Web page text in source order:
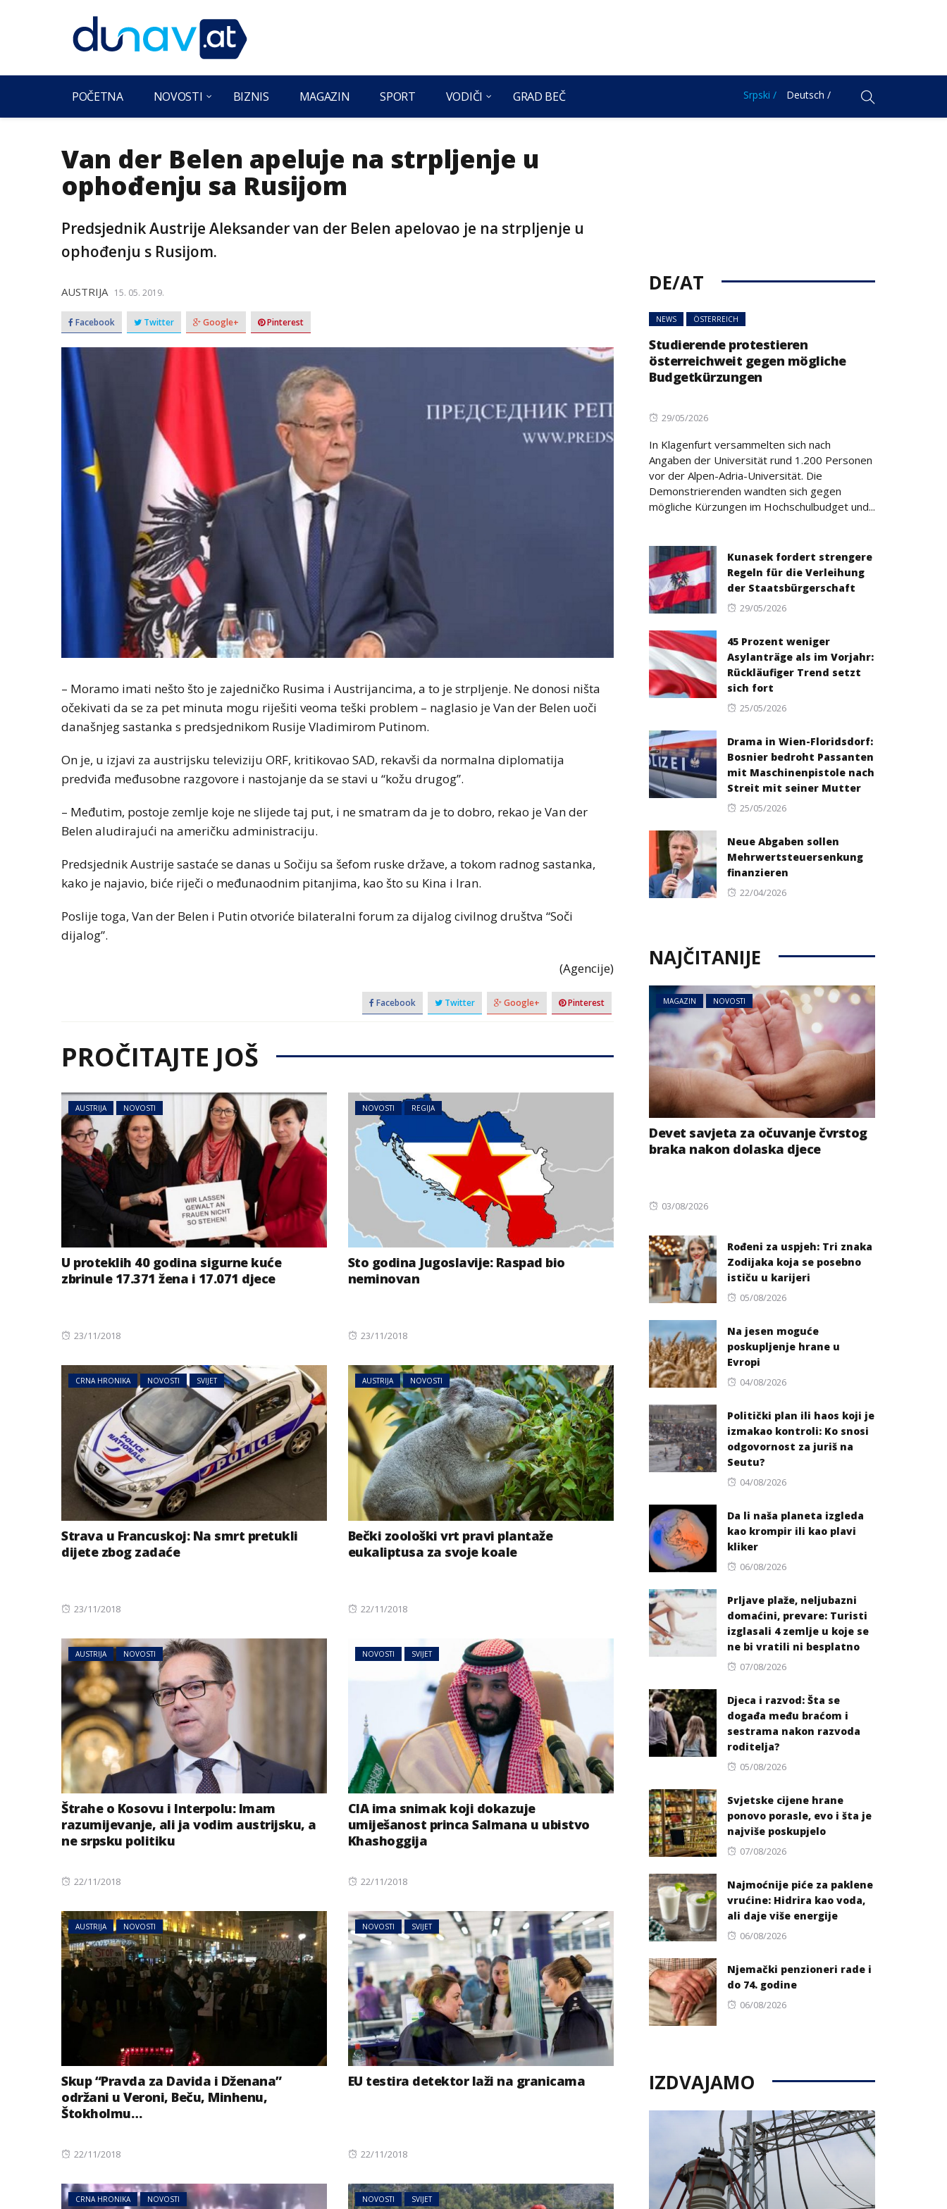
POČETNA NOVOSTI BIZNIS MAGAZIN SPORT VODIČI GRAD BEČ Srpski / Deutsch /
Van der Belen apeluje na strpljenje u
ophođenju sa Rusijom
Predsjednik Austrije Aleksander van der Belen apelovao je na strpljenje u
ophođenju s Rusijom.
AUSTRIJA 15. 05. 2019.
Facebook Twitter Google+ Pinterest
– Moramo imati nešto što je zajedničko Rusima i Austrijancima, a to je strpljenje. Ne donosi ništa
očekivati da se za pet minuta mogu riješiti veoma teški problem – naglasio je Van der Belen uoči
današnjeg sastanka s predsjednikom Rusije Vladimirom Putinom.
On je, u izjavi za austrijsku televiziju ORF, kritikovao SAD, rekavši da normalna diplomatija
predviđa međusobne razgovore i nastojanje da se stavi u “kožu drugog”.
– Međutim, postoje zemlje koje ne slijede taj put, i ne smatram da je to dobro, rekao je Van der
Belen aludirajući na američku administraciju.
Predsjednik Austrije sastaće se danas u Sočiju sa šefom ruske države, a tokom radnog sastanka,
kako je najavio, biće riječi o međunaodnim pitanjima, kao što su Kina i Iran.
Poslije toga, Van der Belen i Putin otvoriće bilateralni forum za dijalog civilnog društva “Soči
dijalog”.
(Agencije)
Facebook Twitter Google+ Pinterest
PROČITAJTE JOŠ
AUSTRIJA NOVOSTI
U proteklih 40 godina sigurne kuće
zbrinule 17.371 žena i 17.071 djece
Posted
23/11/2018
NOVOSTI REGIJA
Sto godina Jugoslavije: Raspad bio
neminovan
Posted
23/11/2018
CRNA HRONIKA NOVOSTI SVIJET
Strava u Francuskoj: Na smrt pretukli
dijete zbog zadaće
Posted
23/11/2018
AUSTRIJA NOVOSTI
Bečki zoološki vrt pravi plantaže
eukaliptusa za svoje koale
Posted
22/11/2018
AUSTRIJA NOVOSTI
Štrahe o Kosovu i Interpolu: Imam
razumijevanje, ali ja vodim austrijsku, a
ne srpsku politiku
Posted
22/11/2018
NOVOSTI SVIJET
CIA ima snimak koji dokazuje
umiješanost princa Salmana u ubistvo
Khashoggija
Posted
22/11/2018
AUSTRIJA NOVOSTI
Skup “Pravda za Davida i Dženana”
održani u Veroni, Beču, Minhenu,
Štokholmu…
Posted
22/11/2018
NOVOSTI SVIJET
EU testira detektor laži na granicama
Posted
22/11/2018
CRNA HRONIKA NOVOSTI NOVOSTI SVIJET
DE/AT
NEWS ÖSTERREICH
Studierende protestieren
österreichweit gegen mögliche
Budgetkürzungen
Posted
29/05/2026
In Klagenfurt versammelten sich nach
Angaben der Universität rund 1.200 Personen
vor der Alpen-Adria-Universität. Die
Demonstrierenden wandten sich gegen
mögliche Kürzungen im Hochschulbudget und...
Kunasek fordert strengere
Regeln für die Verleihung
der Staatsbürgerschaft
Posted
29/05/2026
45 Prozent weniger
Asylanträge als im Vorjahr:
Rückläufiger Trend setzt
sich fort
Posted
25/05/2026
Drama in Wien-Floridsdorf:
Bosnier bedroht Passanten
mit Maschinenpistole nach
Streit mit seiner Mutter
Posted
25/05/2026
Neue Abgaben sollen
Mehrwertsteuersenkung
finanzieren
Posted
22/04/2026
NAJČITANIJE
MAGAZIN NOVOSTI
Devet savjeta za očuvanje čvrstog
braka nakon dolaska djece
Posted
03/08/2026
Rođeni za uspjeh: Tri znaka
Zodijaka koja se posebno
ističu u karijeri
Posted
05/08/2026
Na jesen moguće
poskupljenje hrane u
Evropi
Posted
04/08/2026
Politički plan ili haos koji je
izmakao kontroli: Ko snosi
odgovornost za juriš na
Seutu?
Posted
04/08/2026
Da li naša planeta izgleda
kao krompir ili kao plavi
kliker
Posted
06/08/2026
Prljave plaže, neljubazni
domaćini, prevare: Turisti
izglasali 4 zemlje u koje se
ne bi vratili ni besplatno
Posted
07/08/2026
Djeca i razvod: Šta se
događa među braćom i
sestrama nakon razvoda
roditelja?
Posted
05/08/2026
Svjetske cijene hrane
ponovo porasle, evo i šta je
najviše poskupjelo
Posted
07/08/2026
Najmoćnije piće za paklene
vrućine: Hidrira kao voda,
ali daje više energije
Posted
06/08/2026
Njemački penzioneri rade i
do 74. godine
Posted
06/08/2026
IZDVAJAMO